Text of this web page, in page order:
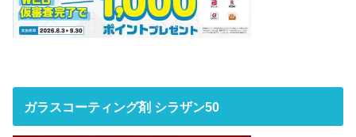
ガラスコーティング剤 シラザン50